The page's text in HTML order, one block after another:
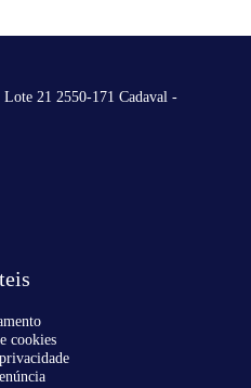
21 2550-171 Cadaval -
cookies